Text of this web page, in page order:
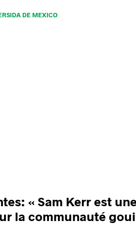
DE MEXICO
« Sam Kerr est
la communauté